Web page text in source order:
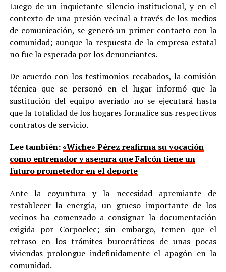
Luego de un inquietante silencio institucional, y en el
contexto de una presión vecinal a través de los medios
de comunicación, se generó un primer contacto con la
comunidad; aunque la respuesta de la empresa estatal
no fue la esperada por los denunciantes.
De acuerdo con los testimonios recabados, la comisión
técnica que se personó en el lugar informó que la
sustitución del equipo averiado no se ejecutará hasta
que la totalidad de los hogares formalice sus respectivos
contratos de servicio.
Lee también:«Wiche» Pérez reafirma su vocación
como entrenador y asegura que Falcón tiene un
futuro prometedor en el deporte
Ante la coyuntura y la necesidad apremiante de
restablecer la energía, un grueso importante de los
vecinos ha comenzado a consignar la documentación
exigida por Corpoelec; sin embargo, temen que el
retraso en los trámites burocráticos de unas pocas
viviendas prolongue indefinidamente el apagón en la
comunidad.